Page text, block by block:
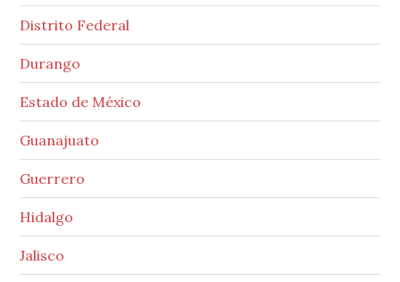
Distrito Federal
Durango
Estado de México
Guanajuato
Guerrero
Hidalgo
Jalisco